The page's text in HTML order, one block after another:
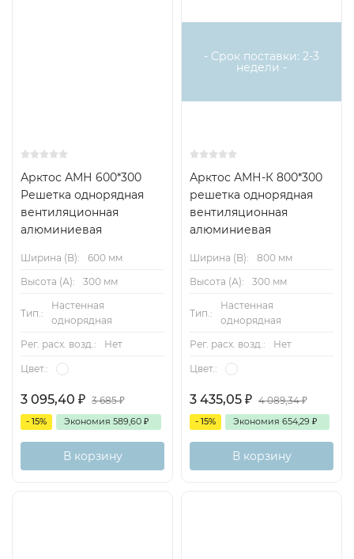
Арктос АМН 600*300
Решетка однорядная
вентиляционная
алюминиевая
Ширина (B):
600 мм
Высота (А):
300 мм
Тип.:
Настенная
однорядная
Рег. расх. возд.:
Нет
Цвет.:
3 095,40 ₽ 3 685₽
- 15% Экономия 589,60 ₽
В корзину
- Срок поставки: 2-3
недели -
Арктос АМН-К 800*300
решетка однорядная
вентиляционная
алюминиевая
Ширина (B):
800 мм
Высота (А):
300 мм
Тип.:
Настенная
однорядная
Рег. расх. возд.:
Нет
Цвет.:
3 435,05 ₽ 4 089,34₽
- 15% Экономия 654,29 ₽
В корзину